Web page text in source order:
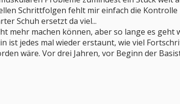
Schrittfolgen fehlt mir einfach die
Schuh ersetzt da viel...
mehr machen können, aber so lange es geht
ist jedes mal wieder erstaunt, wie viel
wäre. Vor drei Jahren, vor Beginn der